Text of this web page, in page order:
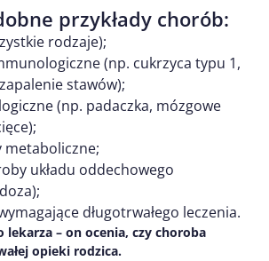
przykłady chorób:
rodzaje);
(np. cukrzyca typu 1,
stawów);
(np. padaczka, mózgowe
metaboliczne;
układu oddechowego
długotrwałego leczenia.
lekarza – on ocenia, czy choroba
opieki rodzica.